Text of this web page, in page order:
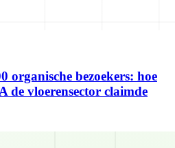
organische bezoekers: hoe
de vloerensector claimde